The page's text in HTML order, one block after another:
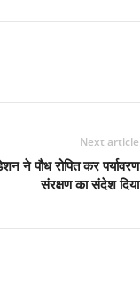
Next article
ने पौध रोपित कर पर्यावरण
संरक्षण का संदेश दिया